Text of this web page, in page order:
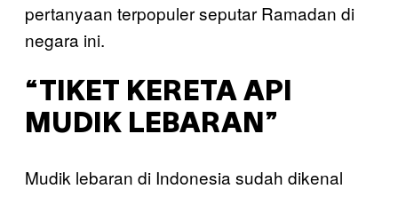
pertanyaan terpopuler seputar Ramadan di
negara ini.
“TIKET KERETA API
MUDIK LEBARAN”
Mudik lebaran di Indonesia sudah dikenal